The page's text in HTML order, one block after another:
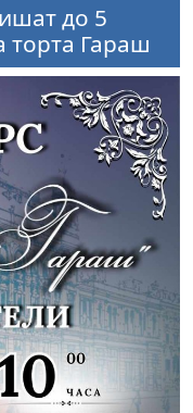
до 5
торта Гараш